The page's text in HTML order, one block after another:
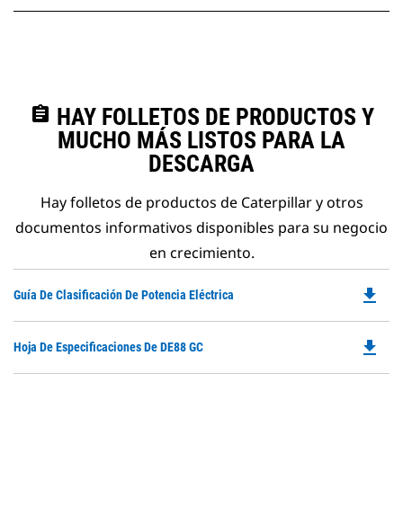
assignment HAY FOLLETOS DE PRODUCTOS Y
MUCHO MÁS LISTOS PARA LA
DESCARGA
Hay folletos de productos de Caterpillar y otros
documentos informativos disponibles para su negocio
en crecimiento.
Guía De Clasificación De Potencia Eléctrica
a
file_download
Hoja De Especificaciones De DE88 GC file_download